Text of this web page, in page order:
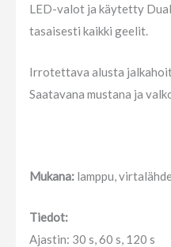
LED-valot ja käytetty
tasaisesti kaikki geelit.
Irrotettava alusta
Saatavana mustana ja
Mukana: lamppu,
Tiedot:
Ajastin: 30 s, 60 s, 120 s